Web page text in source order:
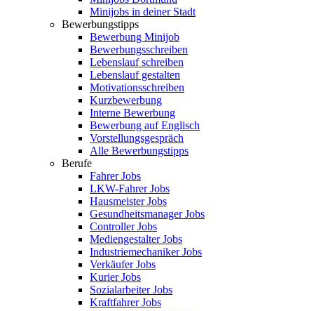
Minijobs in deiner Stadt
Bewerbungstipps
Bewerbung Minijob
Bewerbungsschreiben
Lebenslauf schreiben
Lebenslauf gestalten
Motivationsschreiben
Kurzbewerbung
Interne Bewerbung
Bewerbung auf Englisch
Vorstellungsgespräch
Alle Bewerbungstipps
Berufe
Fahrer Jobs
LKW-Fahrer Jobs
Hausmeister Jobs
Gesundheitsmanager Jobs
Controller Jobs
Mediengestalter Jobs
Industriemechaniker Jobs
Verkäufer Jobs
Kurier Jobs
Sozialarbeiter Jobs
Kraftfahrer Jobs